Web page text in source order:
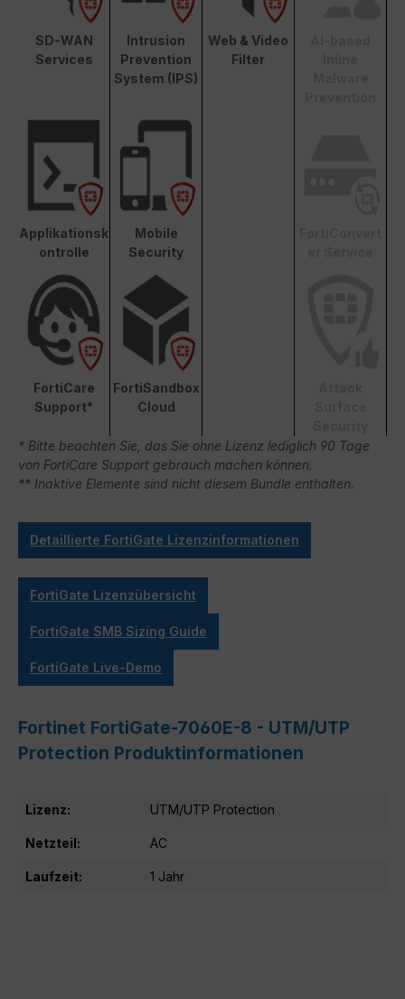
SD-WAN
Services
Intrusion
Prevention
System (IPS)
Web & Video
Filter
Applikationsk
ontrolle
Mobile
Security
FortiCare
Support*
FortiSandbox
Cloud
* Bitte beachten Sie, das Sie ohne Lizenz lediglich 90 Tage
von FortiCare Support gebrauch machen können.
** Inaktive Elemente sind nicht diesem Bundle enthalten.
Detaillierte FortiGate Lizenzinformationen
FortiGate Lizenzübersicht
FortiGate SMB Sizing Guide
FortiGate Live-Demo
Fortinet FortiGate-7060E-8 - UTM/UTP
Protection Produktinformationen
Lizenz: UTM/UTP Protection
Netzteil: AC
Laufzeit: 1 Jahr